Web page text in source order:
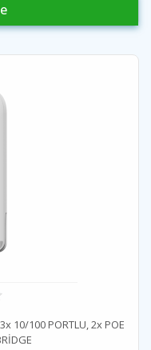
10/100 PORTLU, 2x POE